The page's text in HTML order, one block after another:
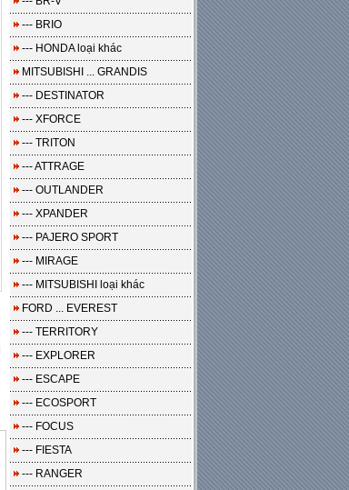
--- BRIO
--- HONDA loại khác
MITSUBISHI ... GRANDIS
--- DESTINATOR
--- XFORCE
--- TRITON
--- ATTRAGE
--- OUTLANDER
--- XPANDER
--- PAJERO SPORT
--- MIRAGE
--- MITSUBISHI loại khác
FORD ... EVEREST
--- TERRITORY
--- EXPLORER
--- ESCAPE
--- ECOSPORT
--- FOCUS
--- FIESTA
--- RANGER